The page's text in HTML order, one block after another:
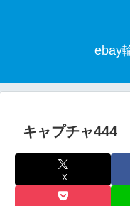
ebay
キャプチャ444
X